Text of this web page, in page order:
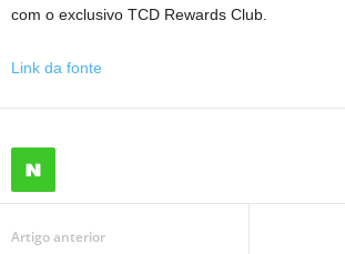
com o exclusivo TCD Rewards Club.
Link da fonte
Artigo anterior